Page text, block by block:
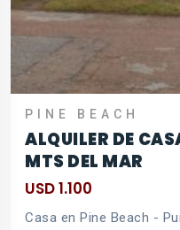
PINE BEACH
ALQUILER DE
MTS DEL MAR
USD 1.100
Casa en Pine Beach -